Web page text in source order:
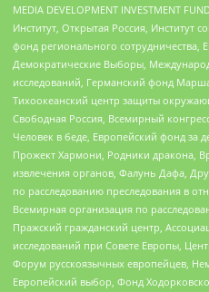
MEDIA DEVELOPMENT INVESTMENT
Институт, Открытая Россия, Институт
фонд регионального сотрудничества,
Демократические Выборы,
исследований, Германский фонд
Тихоокеанский центр защиты
Свободная Россия, Всемирный
Человек в беде, Европейский фонд за
Прожект Хармони, Родники дракона,
извлечения органов, Фалунь Дафа,
по расследованию преследования в
Всемирная организация по
Пражский гражданский центр,
исследований при Совете Европы,
Форум русскоязычных европейцев,
Европейский выбор, Фонд